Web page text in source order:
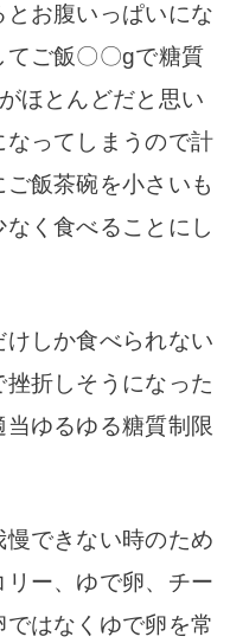
お腹いっぱいにな
てご飯〇〇gで糖質
ほとんどだと思い
なってしまうので計
飯茶碗を小さいも
く食べることにし
しか食べられない
折しそうになった
ゆるゆる糖質制限
できない時のため
ー、ゆで卵、チー
はなくゆで卵を常